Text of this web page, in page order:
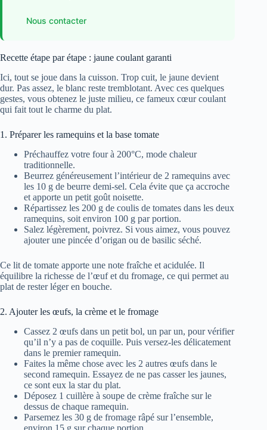
Nous contacter
Recette étape par étape : jaune coulant garanti
Ici, tout se joue dans la cuisson. Trop cuit, le jaune devient
dur. Pas assez, le blanc reste tremblotant. Avec ces quelques
gestes, vous obtenez le juste milieu, ce fameux cœur coulant
qui fait tout le charme du plat.
1. Préparer les ramequins et la base tomate
Préchauffez votre four à 200°C, mode chaleur
traditionnelle.
Beurrez généreusement l’intérieur de 2 ramequins avec
les 10 g de beurre demi-sel. Cela évite que ça accroche
et apporte un petit goût noisette.
Répartissez les 200 g de coulis de tomates dans les deux
ramequins, soit environ 100 g par portion.
Salez légèrement, poivrez. Si vous aimez, vous pouvez
ajouter une pincée d’origan ou de basilic séché.
Ce lit de tomate apporte une note fraîche et acidulée. Il
équilibre la richesse de l’œuf et du fromage, ce qui permet au
plat de rester léger en bouche.
2. Ajouter les œufs, la crème et le fromage
Cassez 2 œufs dans un petit bol, un par un, pour vérifier
qu’il n’y a pas de coquille. Puis versez-les délicatement
dans le premier ramequin.
Faites la même chose avec les 2 autres œufs dans le
second ramequin. Essayez de ne pas casser les jaunes,
ce sont eux la star du plat.
Déposez 1 cuillère à soupe de crème fraîche sur le
dessus de chaque ramequin.
Parsemez les 30 g de fromage râpé sur l’ensemble,
environ 15 g sur chaque portion.